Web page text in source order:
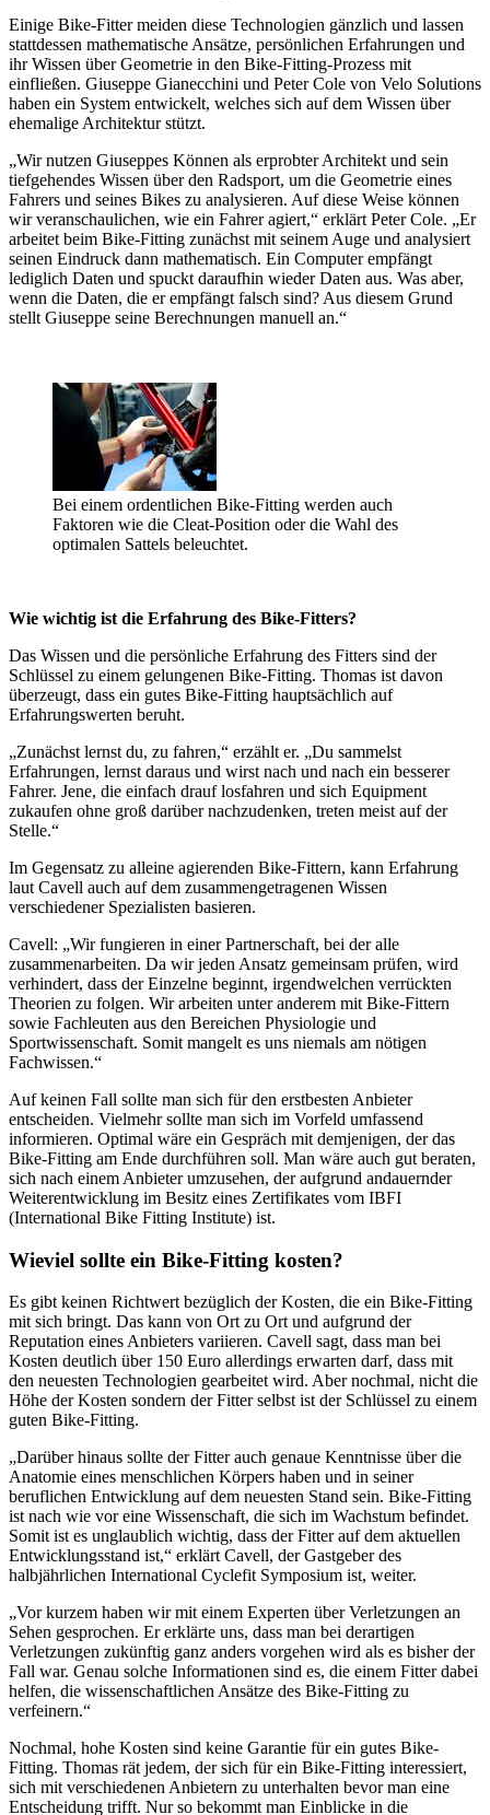
Einige Bike-Fitter meiden diese Technologien gänzlich und lassen
stattdessen mathematische Ansätze, persönlichen Erfahrungen und
ihr Wissen über Geometrie in den Bike-Fitting-Prozess mit
einfließen. Giuseppe Gianecchini und Peter Cole von Velo Solutions
haben ein System entwickelt, welches sich auf dem Wissen über
ehemalige Architektur stützt.
„Wir nutzen Giuseppes Können als erprobter Architekt und sein
tiefgehendes Wissen über den Radsport, um die Geometrie eines
Fahrers und seines Bikes zu analysieren. Auf diese Weise können
wir veranschaulichen, wie ein Fahrer agiert,“ erklärt Peter Cole. „Er
arbeitet beim Bike-Fitting zunächst mit seinem Auge und analysiert
seinen Eindruck dann mathematisch. Ein Computer empfängt
lediglich Daten und spuckt daraufhin wieder Daten aus. Was aber,
wenn die Daten, die er empfängt falsch sind? Aus diesem Grund
stellt Giuseppe seine Berechnungen manuell an.“
Bei einem ordentlichen Bike-Fitting werden auch
Faktoren wie die Cleat-Position oder die Wahl des
optimalen Sattels beleuchtet.
Wie wichtig ist die Erfahrung des Bike-Fitters?
Das Wissen und die persönliche Erfahrung des Fitters sind der
Schlüssel zu einem gelungenen Bike-Fitting. Thomas ist davon
überzeugt, dass ein gutes Bike-Fitting hauptsächlich auf
Erfahrungswerten beruht.
„Zunächst lernst du, zu fahren,“ erzählt er. „Du sammelst
Erfahrungen, lernst daraus und wirst nach und nach ein besserer
Fahrer. Jene, die einfach drauf losfahren und sich Equipment
zukaufen ohne groß darüber nachzudenken, treten meist auf der
Stelle.“
Im Gegensatz zu alleine agierenden Bike-Fittern, kann Erfahrung
laut Cavell auch auf dem zusammengetragenen Wissen
verschiedener Spezialisten basieren.
Cavell: „Wir fungieren in einer Partnerschaft, bei der alle
zusammenarbeiten. Da wir jeden Ansatz gemeinsam prüfen, wird
verhindert, dass der Einzelne beginnt, irgendwelchen verrückten
Theorien zu folgen. Wir arbeiten unter anderem mit Bike-Fittern
sowie Fachleuten aus den Bereichen Physiologie und
Sportwissenschaft. Somit mangelt es uns niemals am nötigen
Fachwissen.“
Auf keinen Fall sollte man sich für den erstbesten Anbieter
entscheiden. Vielmehr sollte man sich im Vorfeld umfassend
informieren. Optimal wäre ein Gespräch mit demjenigen, der das
Bike-Fitting am Ende durchführen soll. Man wäre auch gut beraten,
sich nach einem Anbieter umzusehen, der aufgrund andauernder
Weiterentwicklung im Besitz eines Zertifikates vom IBFI
(International Bike Fitting Institute) ist.
Wieviel sollte ein Bike-Fitting kosten?
Es gibt keinen Richtwert bezüglich der Kosten, die ein Bike-Fitting
mit sich bringt. Das kann von Ort zu Ort und aufgrund der
Reputation eines Anbieters variieren. Cavell sagt, dass man bei
Kosten deutlich über 150 Euro allerdings erwarten darf, dass mit
den neuesten Technologien gearbeitet wird. Aber nochmal, nicht die
Höhe der Kosten sondern der Fitter selbst ist der Schlüssel zu einem
guten Bike-Fitting.
„Darüber hinaus sollte der Fitter auch genaue Kenntnisse über die
Anatomie eines menschlichen Körpers haben und in seiner
beruflichen Entwicklung auf dem neuesten Stand sein. Bike-Fitting
ist nach wie vor eine Wissenschaft, die sich im Wachstum befindet.
Somit ist es unglaublich wichtig, dass der Fitter auf dem aktuellen
Entwicklungsstand ist,“ erklärt Cavell, der Gastgeber des
halbjährlichen International Cyclefit Symposium ist, weiter.
„Vor kurzem haben wir mit einem Experten über Verletzungen an
Sehen gesprochen. Er erklärte uns, dass man bei derartigen
Verletzungen zukünftig ganz anders vorgehen wird als es bisher der
Fall war. Genau solche Informationen sind es, die einem Fitter dabei
helfen, die wissenschaftlichen Ansätze des Bike-Fitting zu
verfeinern.“
Nochmal, hohe Kosten sind keine Garantie für ein gutes Bike-
Fitting. Thomas rät jedem, der sich für ein Bike-Fitting interessiert,
sich mit verschiedenen Anbietern zu unterhalten bevor man eine
Entscheidung trifft. Nur so bekommt man Einblicke in die